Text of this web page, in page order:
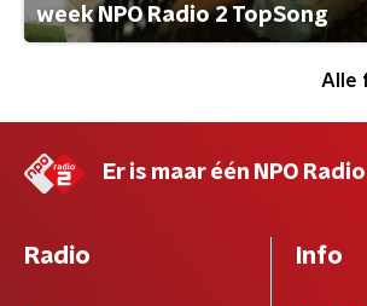
week NPO Radio 2 TopSong
Alle
Er is maar één NPO
Radio Info